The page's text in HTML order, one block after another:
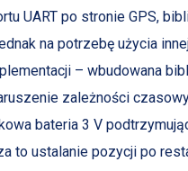
UART po stronie GPS,
na potrzebę użycia
– wbudowana
zależności
bateria 3 V
to ustalanie pozycji po